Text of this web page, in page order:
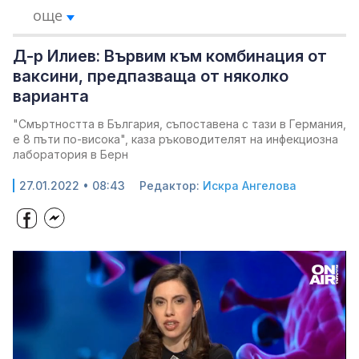
още
Д-р Илиев: Вървим към комбинация от
ваксини, предпазваща от няколко
варианта
"Смъртността в България, съпоставена с тази в Германия,
е 8 пъти по-висока", каза ръководителят на инфекциозна
лаборатория в Берн
27.01.2022 • 08:43 Редактор: Искра Ангелова